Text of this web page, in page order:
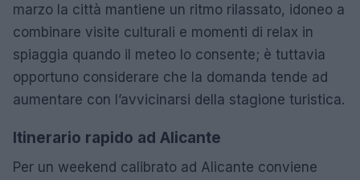
marzo la città mantiene un ritmo rilassato, idoneo a
combinare visite culturali e momenti di relax in
spiaggia quando il meteo lo consente; è tuttavia
opportuno considerare che la domanda tende ad
aumentare con l’avvicinarsi della stagione turistica.
Itinerario rapido ad Alicante
Per un weekend calibrato ad Alicante conviene